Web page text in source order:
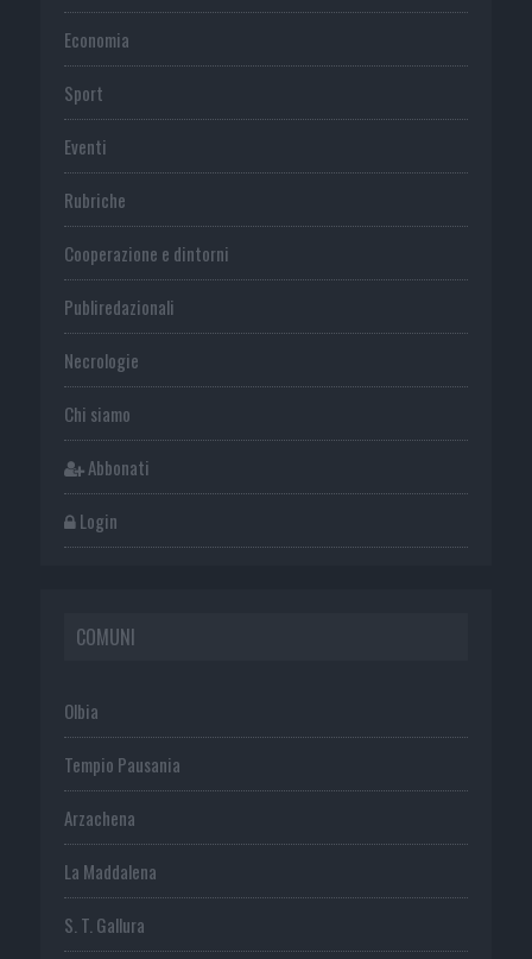
Economia
Sport
Eventi
Rubriche
Cooperazione e dintorni
Publiredazionali
Necrologie
Chi siamo
Abbonati
Login
COMUNI
Olbia
Tempio Pausania
Arzachena
La Maddalena
S. T. Gallura